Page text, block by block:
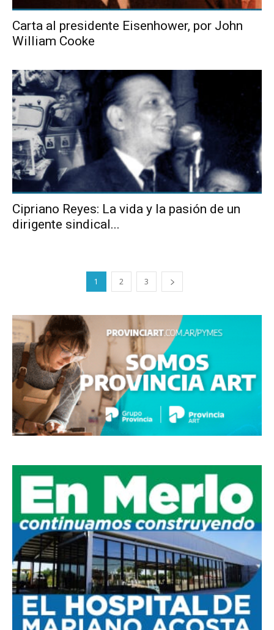
Carta al presidente Eisenhower, por John
William Cooke
Cipriano Reyes: La vida y la pasión de un
dirigente sindical...
1 2 3